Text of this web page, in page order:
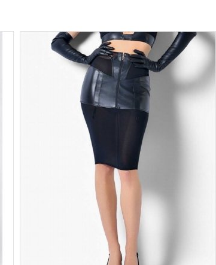
Couleur
Taille
M